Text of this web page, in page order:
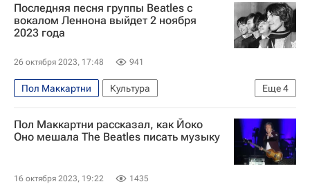
The Beatles
Ринго Старр (Ричард Старки)
Знаменитости
Последняя песня группы Beatles с
вокалом Леннона выйдет 2 ноября
2023 года
26 октября 2023, 17:48 941
Еще4
Пол Маккартни
Культура
Нью-Йорк (город)
Джон Леннон
The Beatles
Джордж Харрисон
Пол Маккартни рассказал, как Йоко
Оно мешала The Beatles писать музыку
16 октября 2023, 19:22 1435